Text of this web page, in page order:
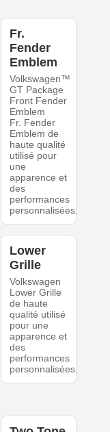
Fr.
Fender
Emblem
Volkswagen™
GT Package
Front Fender
Emblem
Fr. Fender
Emblem de
haute qualité
utilisé pour
une
apparence et
des
performances
personnalisées.
Lower
Grille
Volkswagen
Lower Grille
de haute
qualité utilisé
pour une
apparence et
des
performances
personnalisées.